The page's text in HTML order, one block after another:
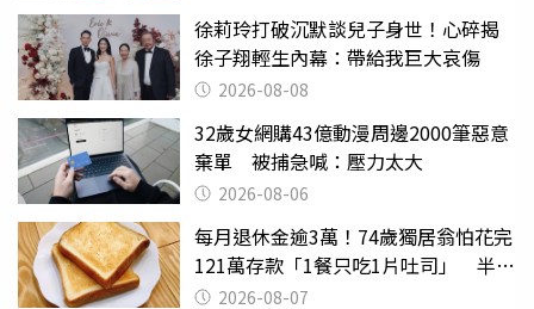
徐莉玲打破沉默談兒子身世！心碎揭
徐子翔輕生內幕：帶給我巨大哀傷
2026-08-08
32歲女網購43億動漫周邊2000筆惡意
棄單 被捕急喊：壓力太大
2026-08-06
每月退休金逾3萬！74歲獨居翁怕花完
121萬存款「1餐只吃1片吐司」 半年
後暴瘦嚇壞女兒
2026-08-07